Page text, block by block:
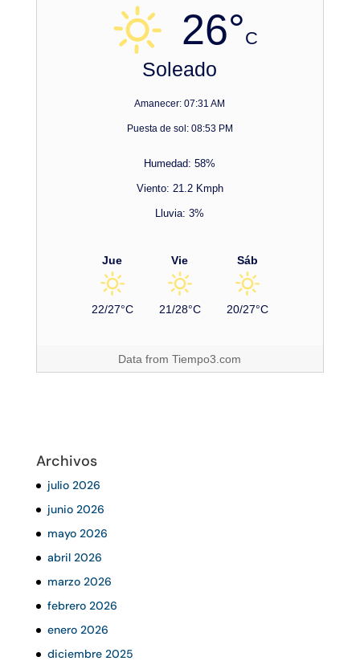
26°C
Soleado
Amanecer: 07:31 AM
Puesta de sol: 08:53 PM
Humedad: 58%
Viento: 21.2 Kmph
Lluvia: 3%
Jue
22/27°C
Vie
21/28°C
Sáb
20/27°C
Data fromTiempo3.com
Archivos
julio 2026
junio 2026
mayo 2026
abril 2026
marzo 2026
febrero 2026
enero 2026
diciembre 2025